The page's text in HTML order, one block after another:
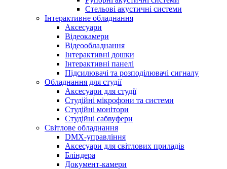
Стельові акустичні системи
Інтерактивне обладнання
Аксесуари
Відеокамери
Відеообладнання
Інтерактивні дошки
Інтерактивні панелі
Підсилювачі та розподілювачі сигналу
Обладнання для студії
Аксесуари для студії
Студійні мікрофони та системи
Студійні монітори
Студійні сабвуфери
Світлове обладнання
DMX-управління
Аксесуари для світлових приладів
Бліндера
Документ-камери